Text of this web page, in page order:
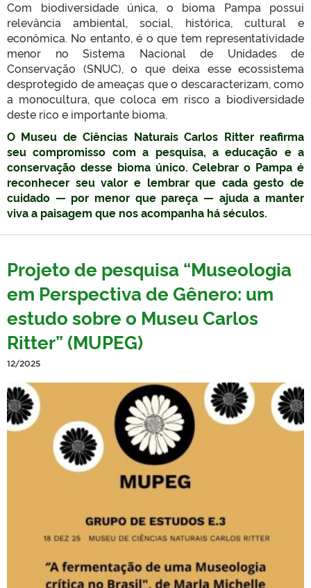
Com biodiversidade única, o bioma Pampa possui
relevância ambiental, social, histórica, cultural e
econômica. No entanto, é o que tem representatividade
menor no Sistema Nacional de Unidades de
Conservação (SNUC), o que deixa esse ecossistema
desprotegido de ameaças que o descaracterizam, como
a monocultura, que coloca em risco a biodiversidade
deste rico e importante bioma.
O Museu de Ciências Naturais Carlos Ritter reafirma
seu compromisso com a pesquisa, a educação e a
conservação desse bioma único. Celebrar o Pampa é
reconhecer seu valor e lembrar que cada gesto de
cuidado — por menor que pareça — ajuda a manter
viva a paisagem que nos acompanha há séculos.
Projeto de pesquisa “Museologia
em Perspectiva de Gênero: um
estudo sobre o Museu Carlos
Ritter” (MUPEG)
12/2025